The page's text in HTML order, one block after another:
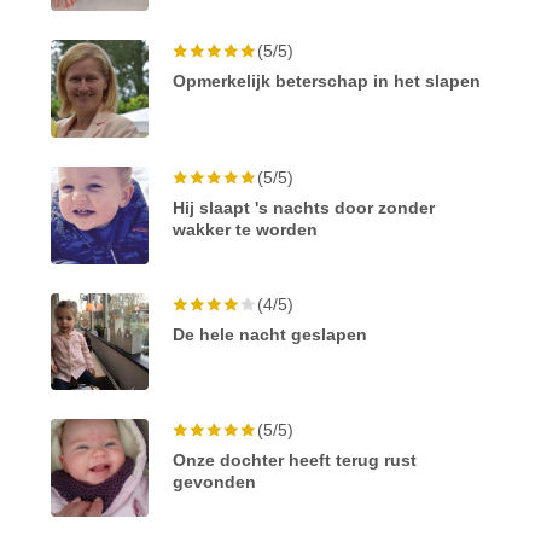
(5/5)
Opmerkelijk beterschap in het slapen
(5/5)
Hij slaapt 's nachts door zonder
wakker te worden
(4/5)
De hele nacht geslapen
(5/5)
Onze dochter heeft terug rust
gevonden